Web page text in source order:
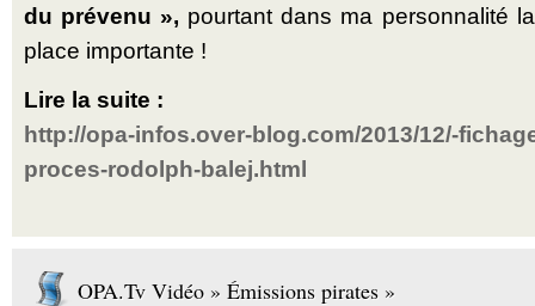
du prévenu », pourtant dans ma personnalité
place importante !
Lire la suite :
http://opa-infos.over-blog.com/2013/12/-
proces-rodolph-balej.html
OPA.Tv Vidéo » Émissions pirates »